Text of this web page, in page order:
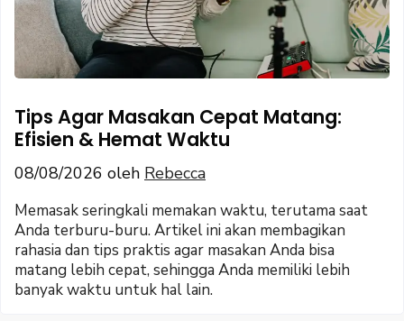
Tips Agar Masakan Cepat Matang:
Efisien & Hemat Waktu
08/08/2026 oleh Rebecca
Memasak seringkali memakan waktu, terutama saat
Anda terburu-buru. Artikel ini akan membagikan
rahasia dan tips praktis agar masakan Anda bisa
matang lebih cepat, sehingga Anda memiliki lebih
banyak waktu untuk hal lain.